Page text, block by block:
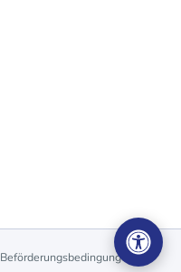
Beförderungsbedingungen